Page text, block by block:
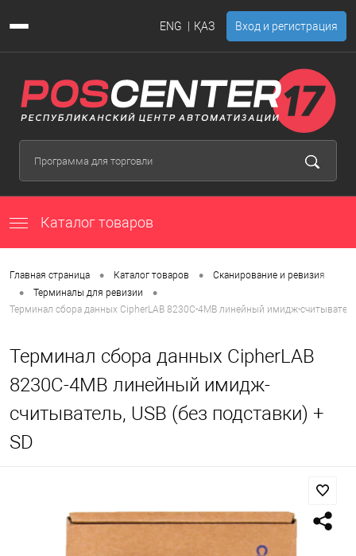
ENG ҚАЗ Вход и регистрация
Каталог товаров
Главная страница • Каталог товаров • Сканирование и ревизия
• Терминалы для ревизии •
Терминал сбора данных CipherLAB 8230C-4MB линейный имидж-
Терминал сбора данных CipherLAB
8230C-4MB линейный имидж-
считыватель, USB (без подставки) +
SD